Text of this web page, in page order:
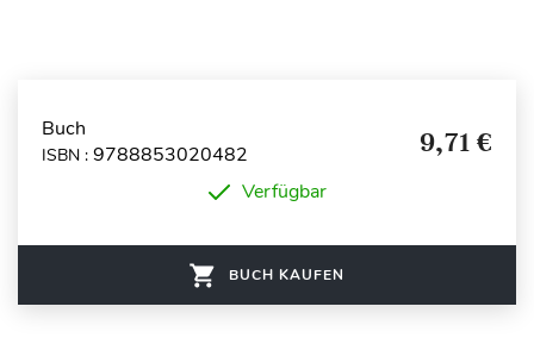
Buch
ISBN : 9788853020482 9,71 €
Verfügbar
BUCH KAUFEN